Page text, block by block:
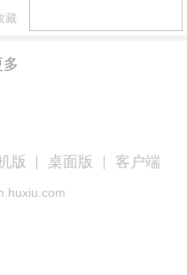
藏
版 桌面版 客户端